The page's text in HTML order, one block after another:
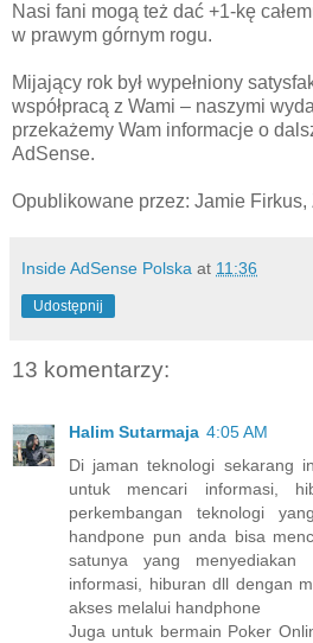
Nasi fani mogą też dać +1-kę
w prawym górnym rogu.
Mijający rok był wypełniony
współpracą z Wami – naszymi
przekażemy Wam informacje o
AdSense.
Opublikowane przez: Jamie Firkus,
Inside AdSense Polska at 11:36
Udostępnij
13 komentarzy:
Halim Sutarmaja 4:05 AM
Di jaman teknologi sekarang
untuk mencari informasi,
perkembangan teknologi
handpone pun anda bisa
satunya yang
informasi, hiburan dll dengan
akses melalui handphone
Juga untuk bermain Poker